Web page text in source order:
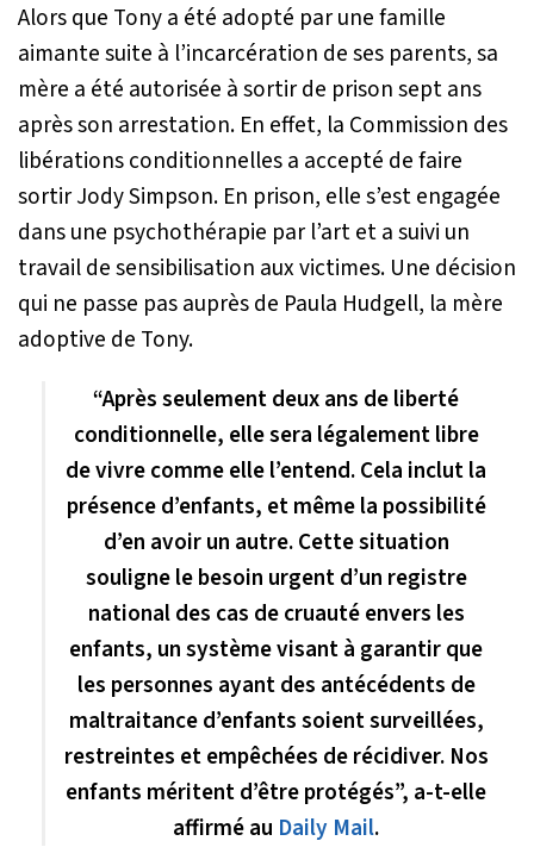
Alors que Tony a été adopté par une famille
aimante suite à l’incarcération de ses parents, sa
mère a été autorisée à sortir de prison sept ans
après son arrestation. En effet, la Commission des
libérations conditionnelles a accepté de faire
sortir Jody Simpson. En prison, elle s’est engagée
dans une psychothérapie par l’art et a suivi un
travail de sensibilisation aux victimes. Une décision
qui ne passe pas auprès de Paula Hudgell, la mère
adoptive de Tony.
“Après seulement deux ans de liberté
conditionnelle, elle sera légalement libre
de vivre comme elle l’entend. Cela inclut la
présence d’enfants, et même la possibilité
d’en avoir un autre. Cette situation
souligne le besoin urgent d’un registre
national des cas de cruauté envers les
enfants, un système visant à garantir que
les personnes ayant des antécédents de
maltraitance d’enfants soient surveillées,
restreintes et empêchées de récidiver. Nos
enfants méritent d’être protégés”, a-t-elle
affirmé au Daily Mail.